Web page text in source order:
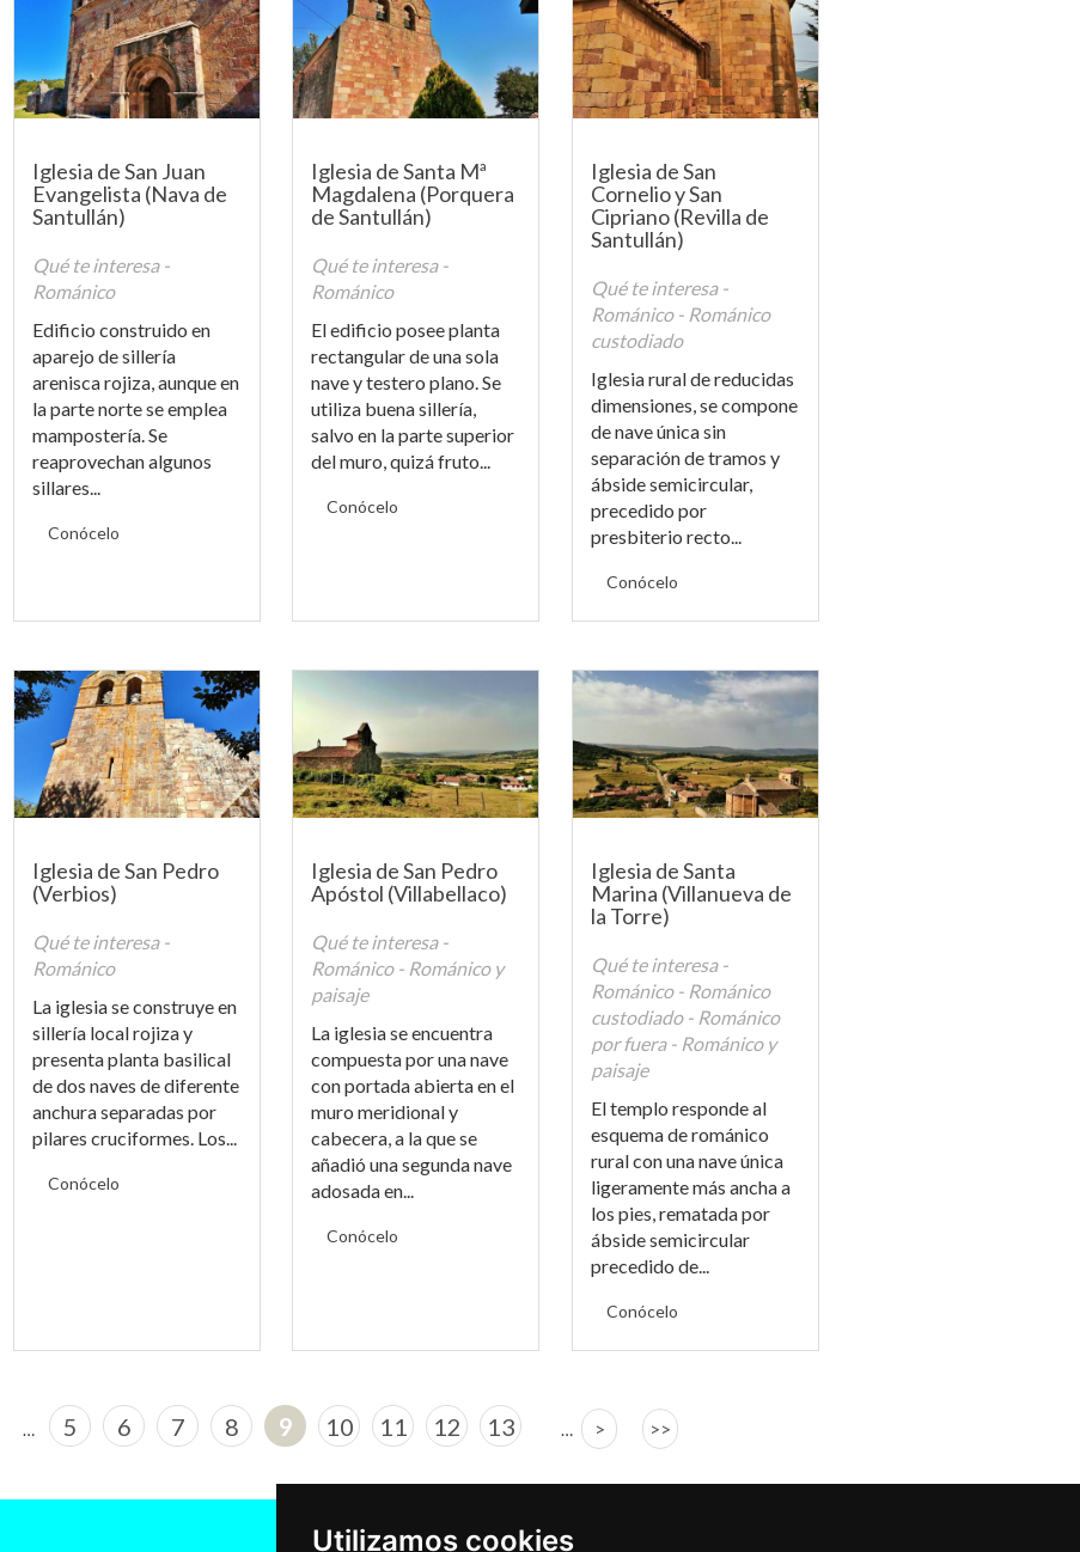
Utilizamos cookies
Iglesia de San Juan
Evangelista (Nava de
Santullán)
Qué te interesa -
Románico
Edificio construido en
aparejo de sillería
arenisca rojiza, aunque en
la parte norte se emplea
mampostería. Se
reaprovechan algunos
sillares...
Conócelo
Iglesia de Santa Mª
Magdalena (Porquera
de Santullán)
Qué te interesa -
Románico
El edificio posee planta
rectangular de una sola
nave y testero plano. Se
utiliza buena sillería,
salvo en la parte superior
del muro, quizá fruto...
Conócelo
Iglesia de San
Cornelio y San
Cipriano (Revilla de
Santullán)
Qué te interesa -
Románico - Románico
custodiado
Iglesia rural de reducidas
dimensiones, se compone
de nave única sin
separación de tramos y
ábside semicircular,
precedido por
presbiterio recto...
Conócelo
Iglesia de San Pedro
(Verbios)
Qué te interesa -
Románico
La iglesia se construye en
sillería local rojiza y
presenta planta basilical
de dos naves de diferente
anchura separadas por
pilares cruciformes. Los...
Conócelo
Iglesia de San Pedro
Apóstol (Villabellaco)
Qué te interesa -
Románico - Románico y
paisaje
La iglesia se encuentra
compuesta por una nave
con portada abierta en el
muro meridional y
cabecera, a la que se
añadió una segunda nave
adosada en...
Conócelo
Iglesia de Santa
Marina (Villanueva de
la Torre)
Qué te interesa -
Románico - Románico
custodiado - Románico
por fuera - Románico y
paisaje
El templo responde al
esquema de románico
rural con una nave única
ligeramente más ancha a
los pies, rematada por
ábside semicircular
precedido de...
Conócelo
… 5 6 7 8 9 10 11 12 13 … > >>